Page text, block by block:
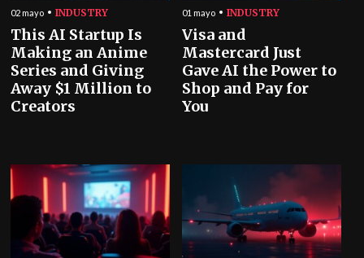
02 mayo INDUSTRY
This AI Startup Is
Making an Anime
Series and Giving
Away $1 Million to
Creators
01 mayo INDUSTRY
Visa and
Mastercard Just
Gave AI the Power to
Shop and Pay for
You